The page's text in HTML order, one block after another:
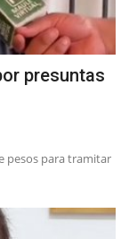
presuntas
pesos para tramitar